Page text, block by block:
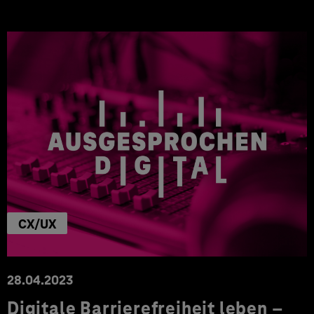
CX/UX
28.04.2023
Digitale Barrierefreiheit leben –